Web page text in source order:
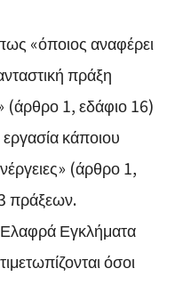
«όποιος αναφέρει
πράξη
(άρθρο 1, εδάφιο 16)
κάποιου
(άρθρο 1,
πράξεων.
Εγκλήματα
όσοι